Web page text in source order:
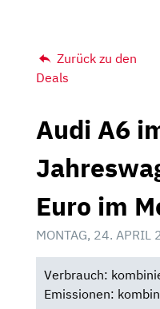
Zurück zu den
Deals
Audi A6
Euro im
MONTAG, 24.
Verbrauch:
Emissionen: